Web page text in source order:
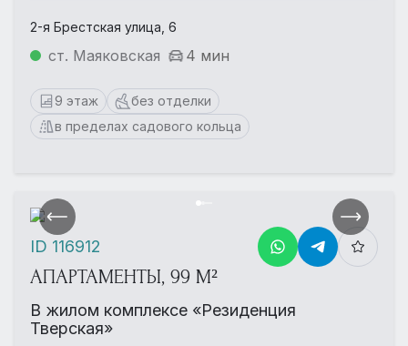
2-я Брестская улица, 6
ст. Маяковская 4 мин
9 этаж
без отделки
в пределах садового кольца
АПАРТАМЕНТЫ, 99 М²
В жилом комплексе «Резиденция
Тверская»
ID 116912